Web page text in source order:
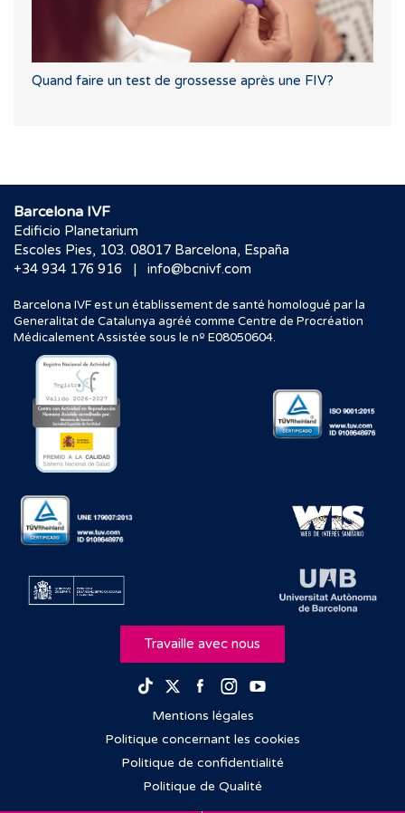
Quand faire un test de grossesse après une FIV?
Barcelona IVF
Edificio Planetarium
Escoles Pies, 103. 08017 Barcelona, España
+34 934 176 916
| info@bcnivf.com
Barcelona IVF est un établissement de santé homologué par la
Generalitat de Catalunya agréé comme Centre de Procréation
Médicalement Assistée sous le nº E08050604.
Travaille avec nous
TikTokTwitterFacebook
Instagram
Mentions légales
Politique concernant les cookies
Politique de confidentialité
Politique de Qualité